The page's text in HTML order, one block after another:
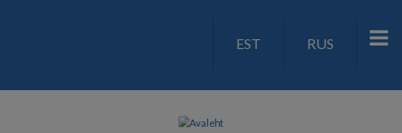
LANGUAGE
EST RUS